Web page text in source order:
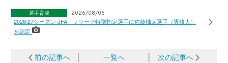
選手育成 2026/08/06
2026/27シーズン JFA・Ｊリーグ特別指定選手に佐藤柚太選手（専修大）
を認定
前の記事へ 一覧へ 次の記事へ